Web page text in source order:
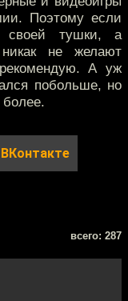
Поэтому если
своей тушки, а
не желают
А уж
побольше, но
ВКонтакте
всего: 287